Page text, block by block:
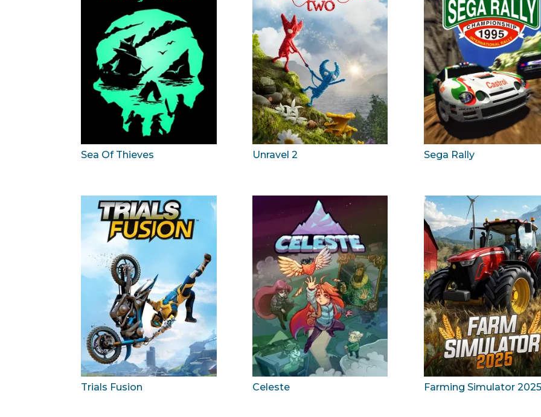
Sea Of Thieves Unravel 2 Sega Rally
Trials Fusion Celeste Farming Simulator 2025